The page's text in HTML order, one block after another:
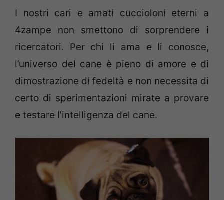
I nostri cari e amati cuccioloni eterni a
4zampe non smettono di sorprendere i
ricercatori. Per chi li ama e li conosce,
l’universo del cane è pieno di amore e di
dimostrazione di fedeltà e non necessita di
certo di sperimentazioni mirate a provare
e testare l’intelligenza del cane.